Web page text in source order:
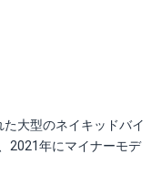
大型のネイキッドバイ
2021年にマイナーモデ